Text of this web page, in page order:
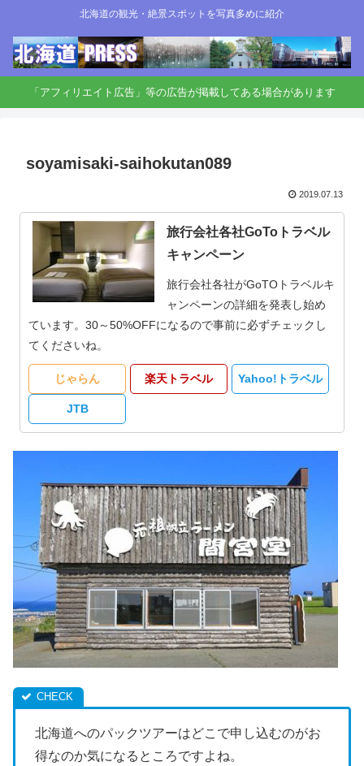
北海道の観光・絶景スポットを写真多めに紹介
「アフィリエイト広告」等の広告が掲載してある場合があります
soyamisaki-saihokutan089
2019.07.13
旅行会社各社GoToトラベル
キャンペーン
旅行会社各社がGoTOトラベルキ
ャンペーンの詳細を発表し始め
ています。30～50%OFFになるので事前に必ずチェックし
てくださいね。
じゃらん 楽天トラベル Yahoo!トラベル
JTB
北海道へのパックツアーはどこで申し込むのがお
得なのか気になるところですよね。